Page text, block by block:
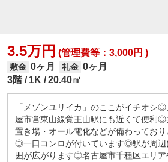
3.5万円 (管理費等：3,000円 )
敷金 0ヶ月 礼金 0ヶ月
3階
1K 20.40㎡
「メゾンユリイカ」のここがイチオシ
屋市営東山線覚王山駅にも近くて便利
置き場・オール電化などが備わってお
◎一口コンロが付いています◎駅が周辺
囲が広がります◎名古屋市千種区エリ